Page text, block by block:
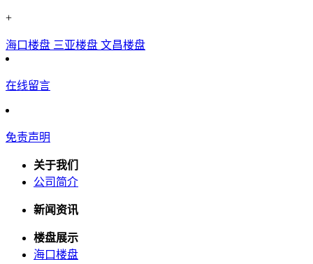
+
海口楼盘 三亚楼盘 文昌楼盘
在线留言
免责声明
关于我们
公司简介
新闻资讯
楼盘展示
海口楼盘